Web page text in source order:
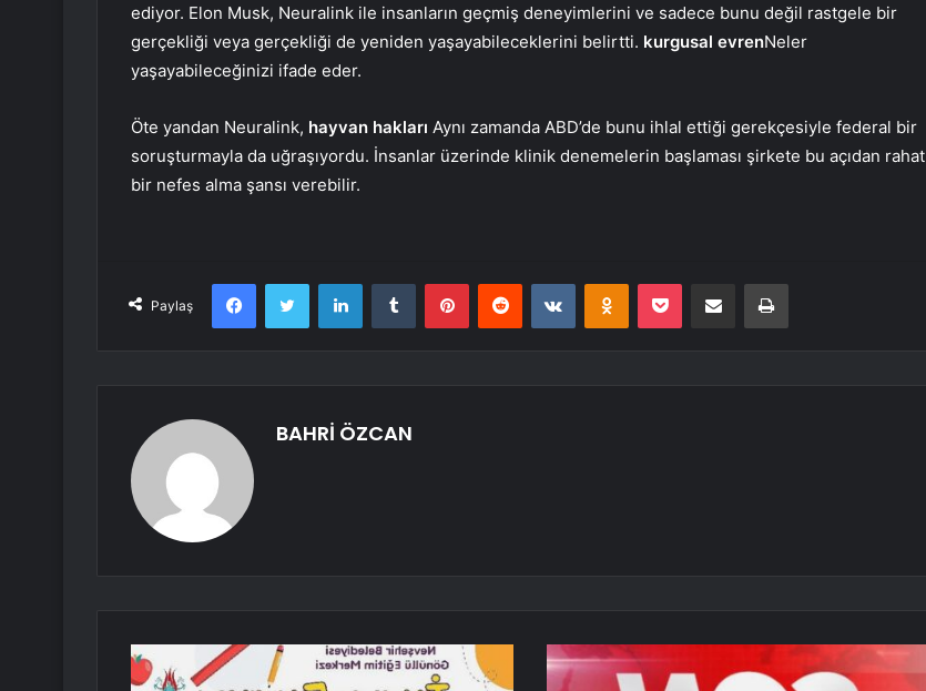
ediyor. Elon Musk, Neuralink ile insanların geçmiş deneyimlerini ve sadece bunu değil rastgele bir
gerçekliği veya gerçekliği de yeniden yaşayabileceklerini belirtti. kurgusal evrenNeler
yaşayabileceğinizi ifade eder.
Öte yandan Neuralink, hayvan hakları Aynı zamanda ABD’de bunu ihlal ettiği gerekçesiyle federal bir
soruşturmayla da uğraşıyordu. İnsanlar üzerinde klinik denemelerin başlaması şirkete bu açıdan rahat
bir nefes alma şansı verebilir.
Paylaş
FacebookTwitter LinkedInTumblr PinterestReddit VKontakteOdnoklassniki
Pocket E-Posta ile paylaş Yazdır
BAHRİ ÖZCAN